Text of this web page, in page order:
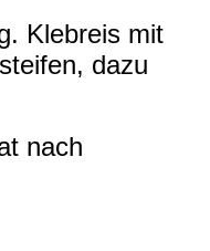
Klebreis mit
dazu
nach